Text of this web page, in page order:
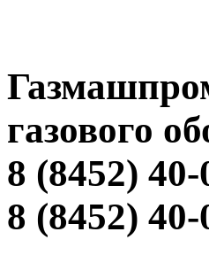
газового
8 (8452) 40-
8 (8452) 40-